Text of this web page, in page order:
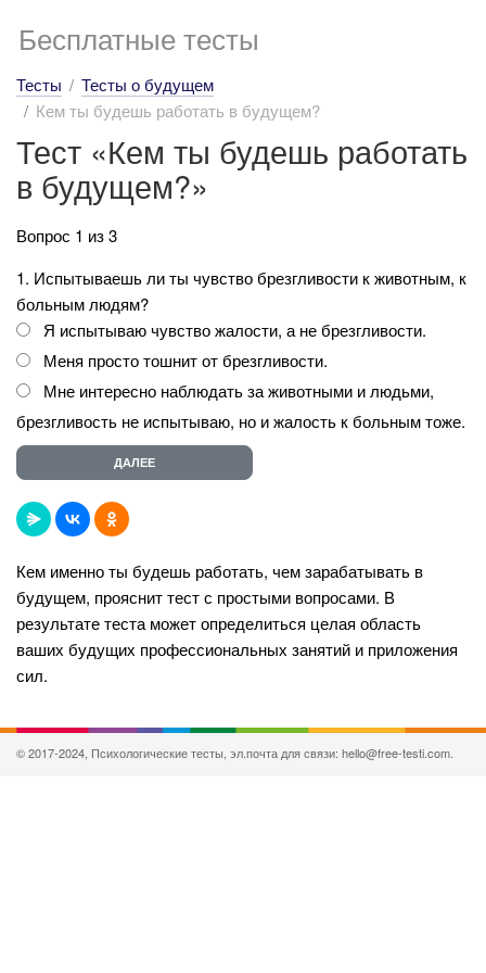
Бесплатные тесты
Тесты
Тесты о будущем
Кем ты будешь работать в будущем?
Тест «Кем ты будешь работать
в будущем?»
Вопрос 1 из 3
1. Испытываешь ли ты чувство брезгливости к животным, к
больным людям?
Я испытываю чувство жалости, а не брезгливости.
Меня просто тошнит от брезгливости.
Мне интересно наблюдать за животными и людьми,
брезгливость не испытываю, но и жалость к больным тоже.
Кем именно ты будешь работать, чем зарабатывать в
будущем, прояснит тест с простыми вопросами. В
результате теста может определиться целая область
ваших будущих профессиональных занятий и приложения
сил.
© 2017-2024, Психологические тесты, эл.почта для связи: hello@free-testi.com.